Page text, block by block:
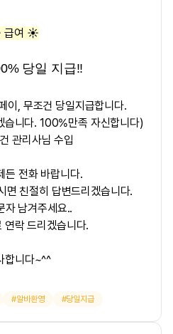
여 ☀️
당일 지급!!
이, 무조건 당일지급합니다.
습니다. 100%만족 자신합니다)
관리사님 수입
든 전화 바랍니다.
면 친절히 답변드리겠습니다.
자 남겨주세요..
락 드리겠습니다.
합니다~^^
알바환영 당일지급